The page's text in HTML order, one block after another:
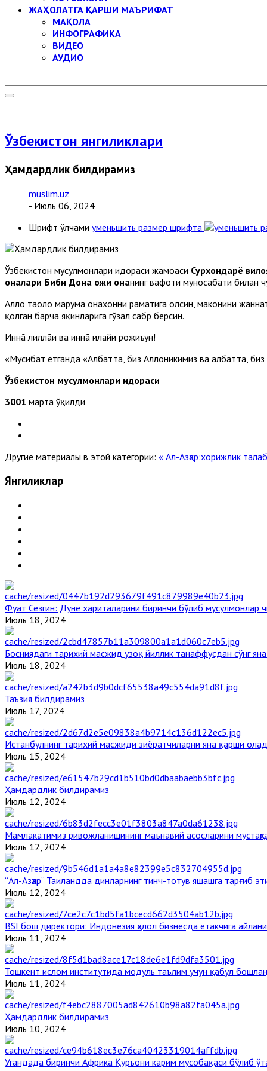
ЖАҲОЛАТГА ҚАРШИ МАЪРИФАТ
МАҚОЛА
ИНФОГРАФИКА
ВИДЕО
АУДИО
Ўзбекистон янгиликлари
Ҳамдардлик билдирамиз
muslim.uz
- Июль 06, 2024
Шрифт ўлчами уменьшить размер шрифта
Ўзбекистон мусулмонлари идораси жамоаси Сурхондарё
оналари Биби Дона ҳожи онанинг вафоти муносабати билан
Аллоҳ таоло марҳума онахонни раҳматига олсин, маконини
қолган барча яқинларига гўзал сабр берсин.
Иннã лиллãҳи ва иннã илайҳи рожиъун!
«Мусибат етганда «Албатта, биз Аллоҳникимиз ва албатта,
Ўзбекистон мусулмонлари идораси
3001 марта ўқилди
Другие материалы в этой категории: « Aл-Aзҳар:хорижлик
Янгиликлар
Фуат Сезгин: Дунё хариталарини биринчи бўлиб мусулмонлар
Июль 18, 2024
Босниядаги тарихий масжид узоқ йиллик танаффусдан сўнг
Июль 18, 2024
Таъзия билдирамиз
Июль 17, 2024
Истанбулнинг тарихий масжиди зиёратчиларни яна қарши
Июль 15, 2024
Ҳамдардлик билдирамиз
Июль 12, 2024
Мамлакатимиз ривожланишининг маънавий асосларини
Июль 12, 2024
“Ал-Азҳар” Таиландда динларнинг тинч-тотув яшашга тарғиб
Июль 12, 2024
BSI бош директори: Индонезия ҳалол бизнесда етакчига
Июль 11, 2024
Тошкент ислом институтида модуль таълим учун қабул
Июль 11, 2024
Ҳамдардлик билдирамиз
Июль 10, 2024
Угандада биринчи Aфрика Қуръони карим мусобақаси бўлиб